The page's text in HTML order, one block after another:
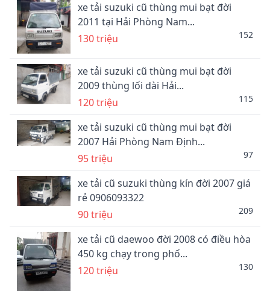
xe tải suzuki cũ thùng mui bạt đời
2011 tại Hải Phòng Nam...
130 triệu
152
xe tải suzuki cũ thùng mui bạt đời
2009 thùng lối dài Hải...
120 triệu
115
xe tải suzuki cũ thùng mui bạt đời
2007 Hải Phòng Nam Định...
95 triệu
97
xe tải cũ suzuki thùng kín đời 2007 giá
rẻ 0906093322
90 triệu
209
xe tải cũ daewoo đời 2008 có điều hòa
450 kg chạy trong phố...
120 triệu
130